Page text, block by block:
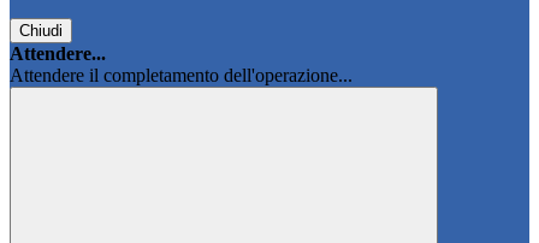
Chiudi
Attendere...
Attendere il completamento dell'operazione...